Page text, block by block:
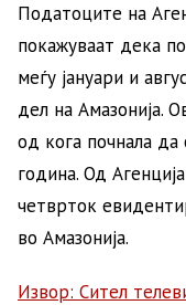
Податоците на
покажуваат дека
меѓу јануари и
дел на Амазонија.
од кога почнала
година. Од
четврток
во Амазонија.
Извор: Сител